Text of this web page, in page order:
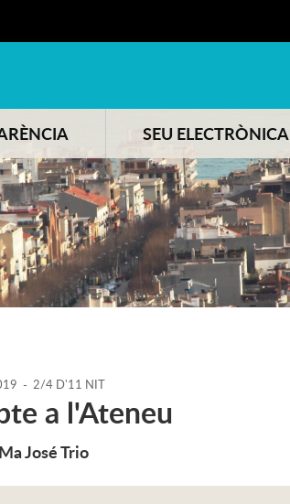
SEU ELECTRÒNICA
- 2/4 D'11 NIT
a l'Ateneu
José Trio